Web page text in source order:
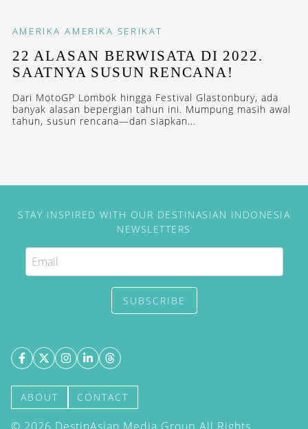
AMERIKA AMERIKA SERIKAT
22 ALASAN BERWISATA DI 2022.
SAATNYA SUSUN RENCANA!
Dari MotoGP Lombok hingga Festival Glastonbury, ada
banyak alasan bepergian tahun ini. Mumpung masih awal
tahun, susun rencana—dan siapkan...
STAY INSPIRED WITH OUR DESTINASIAN INDONESIA
NEWSLETTERS
SUBSCRIBE
ABOUT CONTACT